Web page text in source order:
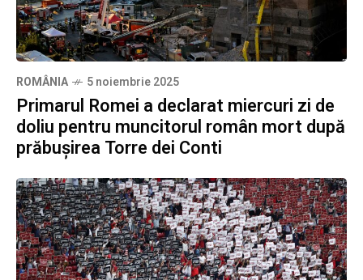
ROMÂNIA 5 noiembrie 2025
Primarul Romei a declarat miercuri zi de
doliu pentru muncitorul român mort după
prăbușirea Torre dei Conti